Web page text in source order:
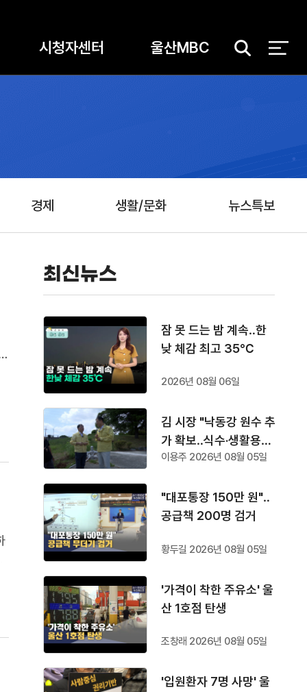
시청자센터 울산MBC
검
경제 생활/문화 뉴스특보
최신뉴스
잠 못 드는 밤 계속‥한
낮 체감 최고 35℃
2026년 08월 06일
김 시장 "낙동강 원수 추
가 확보‥식수·생활용수
공급"
이용주 2026년 08월 05일
"대포통장 150만 원"‥
공급책 200명 검거
황두길 2026년 08월 05일
'가격이 착한 주유소' 울
산 1호점 탄생
조창래 2026년 08월 05일
'입원환자 7명 사망' 울